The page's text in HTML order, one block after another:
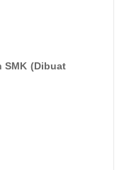
SMK (Dibuat